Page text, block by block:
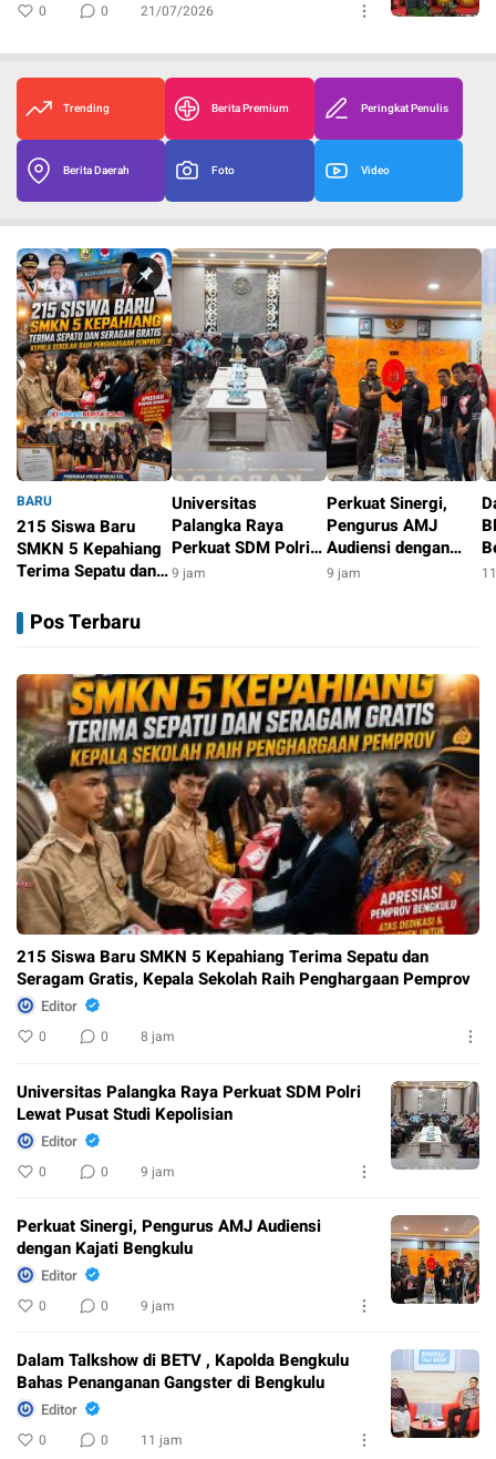
0 0 21/07/2026
Trending Berita Premium Peringkat Penulis
Berita Daerah Foto Video
BARU
215 Siswa Baru
SMKN 5 Kepahiang
Terima Sepatu dan
Kepala Sekolah Raih
Penghargaan
Universitas
Palangka Raya
Perkuat SDM Polri
Lewat Pusat Studi
9 jam
Perkuat Sinergi,
Pengurus AMJ
Audiensi dengan
Kajati Bengkulu
9 jam
Pos Terbaru
215 Siswa Baru SMKN 5 Kepahiang Terima Sepatu dan
Seragam Gratis, Kepala Sekolah Raih Penghargaan Pemprov
Editor
0 0 8 jam
Universitas Palangka Raya Perkuat SDM Polri
Lewat Pusat Studi Kepolisian
Editor
0 0 9 jam
Perkuat Sinergi, Pengurus AMJ Audiensi
dengan Kajati Bengkulu
Editor
0 0 9 jam
Dalam Talkshow di BETV , Kapolda Bengkulu
Bahas Penanganan Gangster di Bengkulu
Editor
0 0 11 jam